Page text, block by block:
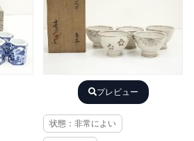
プレビュー
状態：非常によい